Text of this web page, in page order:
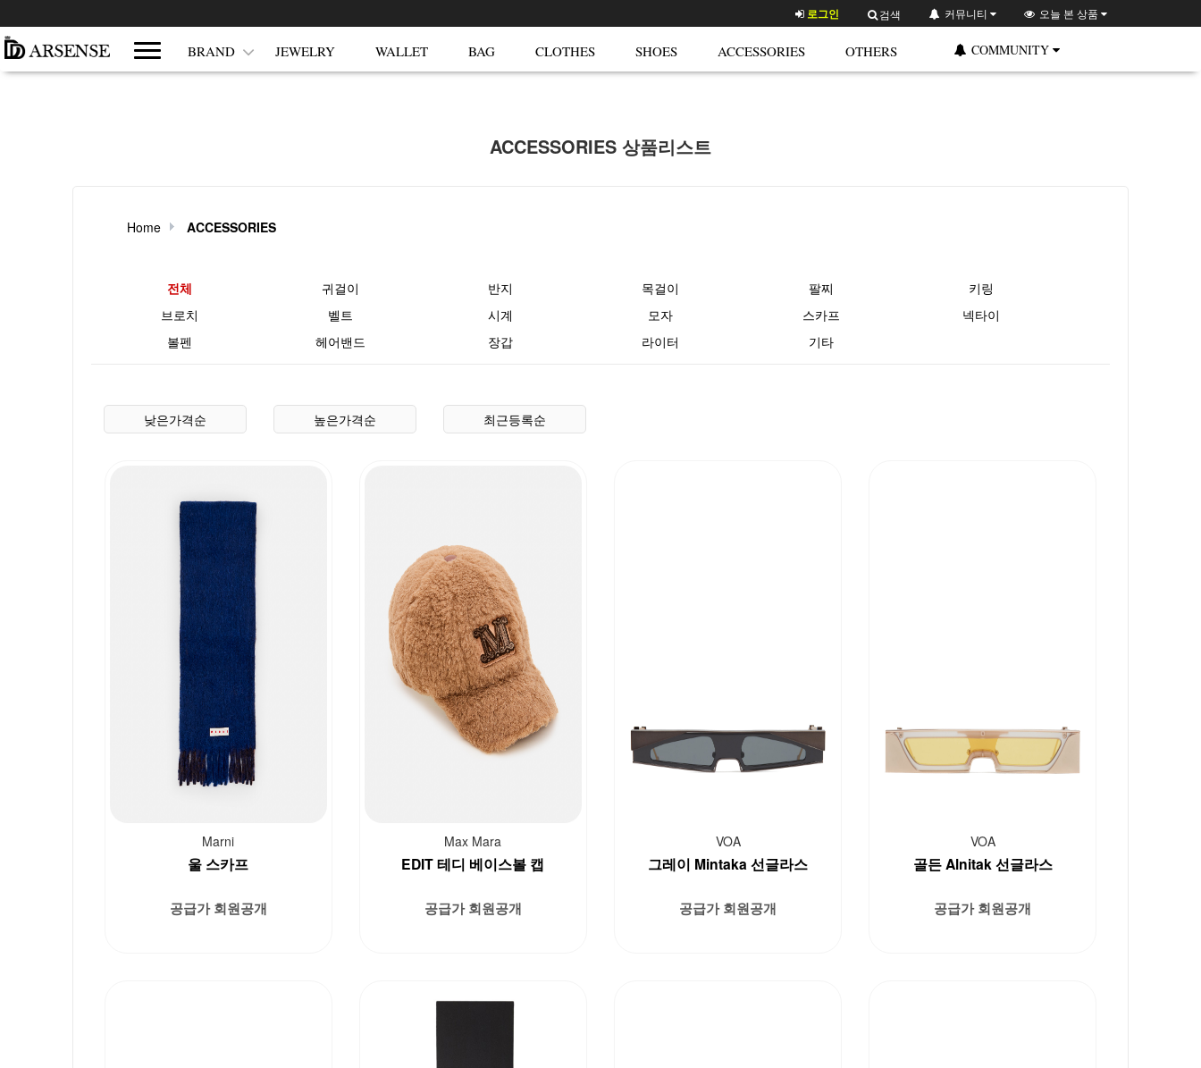
로그인 검색 커뮤니티 오늘 본 상품
쇼핑몰 카테고리 BRAND JEWELRY WALLET BAG CLOTHES SHOES ACCESSORIES OTHERS COMMUNITY
ACCESSORIES 상품리스트
Home ACCESSORIES
현재 상품 분류와 관련된 분류
전체 귀걸이 반지 목걸이 팔찌
키링
브로치
벨트 시계 모자 스카프
넥타이
볼펜
헤어밴드 장갑 라이터 기타
상품 정렬낮은가격순 높은가격순 최근등록순
Marni
울 스카프
공급가 회원공개
Max Mara
EDIT 테디 베이스볼 캡
공급가 회원공개
VOA
그레이 Mintaka 선글라스
공급가 회원공개
VOA
골든 Alnitak 선글라스
공급가 회원공개